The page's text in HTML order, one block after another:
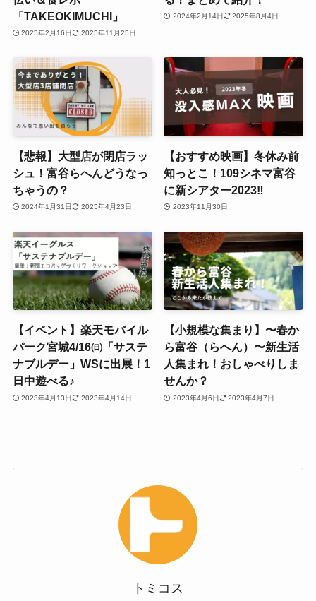
「TAKEOKIMUCHI」
2025年2月16日 2025年11月25日
2024年2月14日 2025年8月4日
【悲報】大型店が閉店ラッ
シュ！富谷らへんどうなっ
ちゃうの？
2024年1月31日 2025年4月23日
【おすすめ映画】冬休み前
知っとこ！109シネマ富谷
に新シアター2023‼
2023年11月30日
【イベント】楽天モバイル
パーク宮城4/16㈰「サステ
ナブルデー」WSに出展！1
日中遊べる♪
2023年4月13日 2023年4月14日
【小規模な集まり】〜春か
ら富谷（らへん）〜新生活
人集まれ！おしゃべりしま
せんか？
2023年4月6日 2023年4月7日
トミコス